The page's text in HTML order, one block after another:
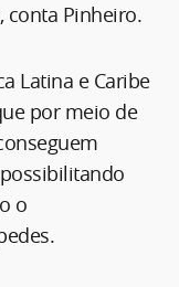
conta Pinheiro.
Latina e Caribe
por meio de
o